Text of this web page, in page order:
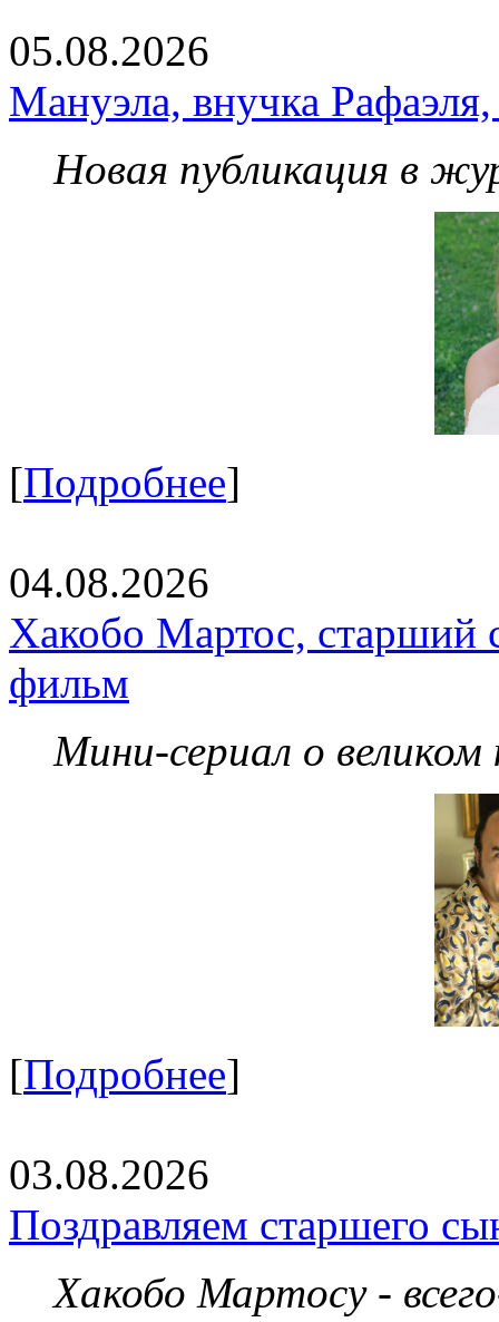
05.08.2026
Мануэла, внучка
Новая публикация в
[Подробнее]
04.08.2026
Хакобо Мартос, старший
фильм
Мини-сериал о великом
[Подробнее]
03.08.2026
Поздравляем старшего
Хакобо Мартосу -